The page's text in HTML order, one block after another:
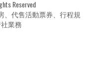
Reserved
、代售活動票券、行程規
業務